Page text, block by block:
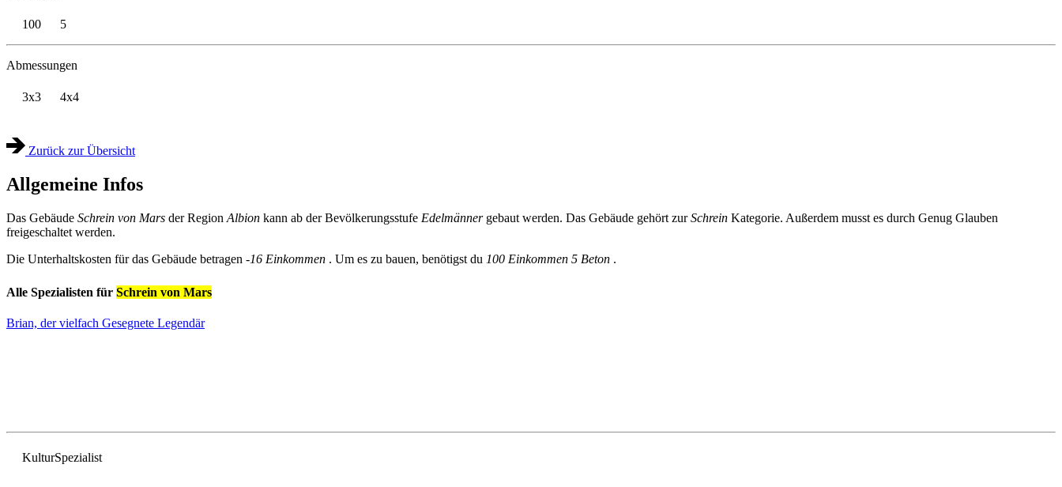
100 5
Abmessungen
3x3 4x4
Zurück zur Übersicht
Allgemeine Infos
Das Gebäude Schrein von Mars der Region Albion kann ab der Bevölkerungsstufe Edelmännergebaut werden. Das Gebäude gehört zurSchrein Kategorie. Außerdem musst es durch Genug Glauben
freigeschaltet werden.
Die Unterhaltskosten für das Gebäude betragen -16 Einkommen . Um es zu bauen, benötigst du 100 Einkommen 5 Beton .
Alle Spezialisten für Schrein von Mars
Brian, der vielfach Gesegnete Legendär
KulturSpezialist